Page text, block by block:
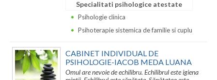
Specialitati psihologice atestate
Psihologie clinica
Psihoterapie sistemica de familie si cuplu
CABINET INDIVIDUAL DE
PSIHOLOGIE-IACOB MEDA LUANA
Omul are nevoie de echilibru. Echilibrul este igiena